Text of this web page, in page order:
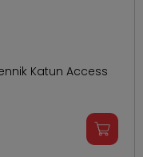
Katun Access